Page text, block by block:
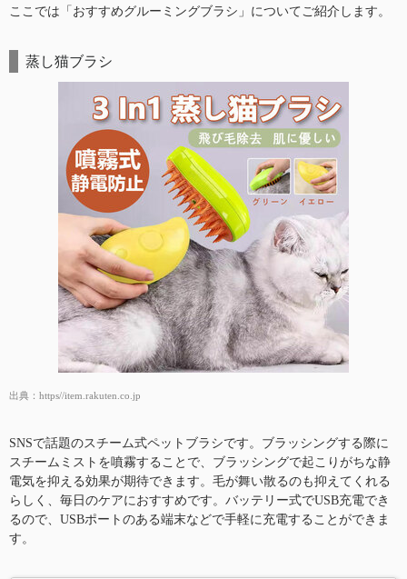
ここでは「おすすめグルーミングブラシ」についてご紹介します。
蒸し猫ブラシ
出典： https//item.rakuten.co.jp
SNSで話題のスチーム式ペットブラシです。ブラッシングする際に
スチームミストを噴霧することで、ブラッシングで起こりがちな静
電気を抑える効果が期待できます。毛が舞い散るのも抑えてくれる
らしく、毎日のケアにおすすめです。バッテリー式でUSB充電でき
るので、USBポートのある端末などで手軽に充電することができま
す。